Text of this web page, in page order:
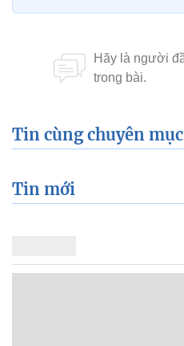
Tin cùng chuyên mục
Tin mới